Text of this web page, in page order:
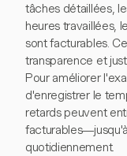
tâches détaillées,
heures travaillées,
sont facturables.
transparence et
Pour améliorer
d'enregistrer le
retards peuvent
quotidiennement.